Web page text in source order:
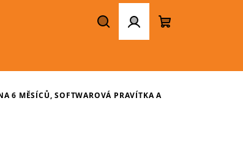
HledatPřihlášení
košík
6 MĚSÍCŮ, SOFTWAROVÁ PRAVÍTKA A